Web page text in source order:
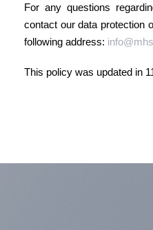
For any questions
contact our data protection
following address:
This policy was updated in